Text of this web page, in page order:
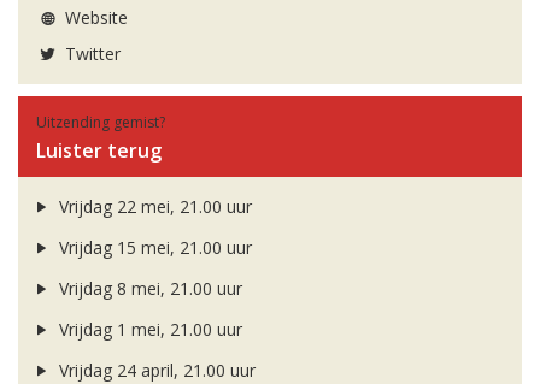
Website
Twitter
Uitzending gemist?
Luister terug
Vrijdag 22 mei, 21.00 uur
Vrijdag 15 mei, 21.00 uur
Vrijdag 8 mei, 21.00 uur
Vrijdag 1 mei, 21.00 uur
Vrijdag 24 april, 21.00 uur